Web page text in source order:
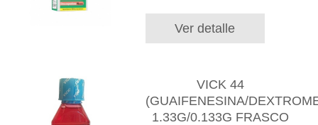
Ver detalle
VICK 44
(GUAIFENESINA/
1.33G/0.133G FRASCO